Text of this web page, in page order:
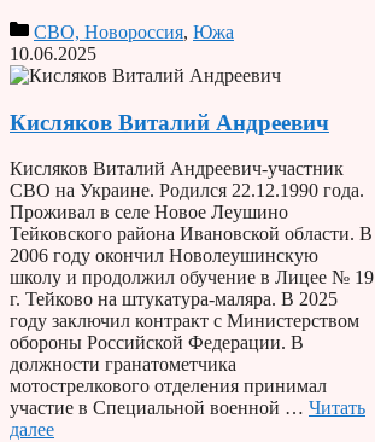
СВО, Новороссия, Южа
10.06.2025
Кисляков Виталий Андреевич
Кисляков Виталий Андреевич-участник
СВО на Украине. Родился 22.12.1990 года.
Проживал в селе Новое Леушино
Тейковского района Ивановской области. В
2006 году окончил Новолеушинскую
школу и продолжил обучение в Лицее № 19
г. Тейково на штукатура-маляра. В 2025
году заключил контракт с Министерством
обороны Российской Федерации. В
должности гранатометчика
мотострелкового отделения принимал
участие в Специальной военной … Читать
далее